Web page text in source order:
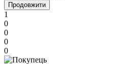
Продовжити
1
0
0
0
0